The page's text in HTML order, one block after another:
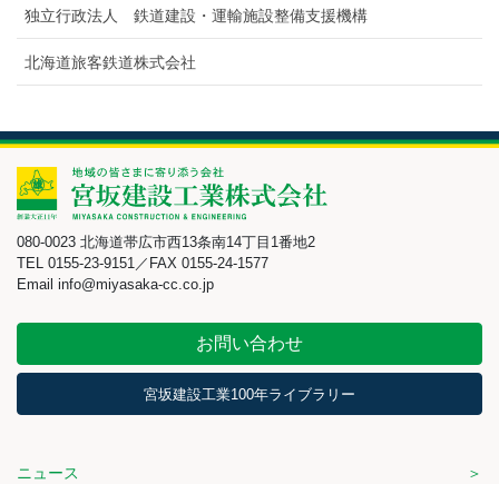
独立行政法人 鉄道建設・運輸施設整備支援機構
北海道旅客鉄道株式会社
080-0023 北海道帯広市西13条南14丁目1番地2
TEL 0155-23-9151／FAX 0155-24-1577
Email info@miyasaka-cc.co.jp
お問い合わせ
宮坂建設工業100年ライブラリー
ニュース